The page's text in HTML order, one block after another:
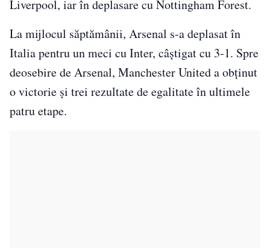
Liverpool, iar în deplasare cu Nottingham Forest.
La mijlocul săptămânii, Arsenal s-a deplasat în
Italia pentru un meci cu Inter, câștigat cu 3-1. Spre
deosebire de Arsenal, Manchester United a obținut
o victorie și trei rezultate de egalitate în ultimele
patru etape.